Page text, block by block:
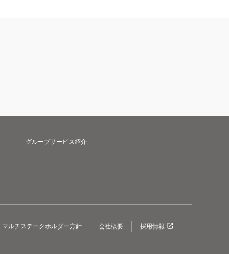
グループサービス紹介
マルチステークホルダー方針 会社概要 採用情報